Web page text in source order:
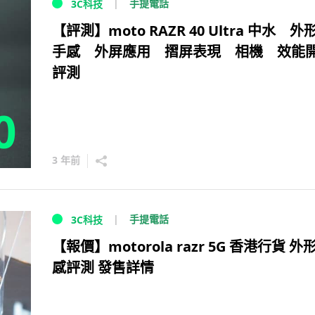
3C科技 手提電話
【評測】moto RAZR 40 Ultra 中水 外
手感 外屏應用 摺屏表現 相機 效能
評測
3 年前
3C科技 手提電話
【報價】motorola razr 5G 香港行貨 外
感評測 發售詳情